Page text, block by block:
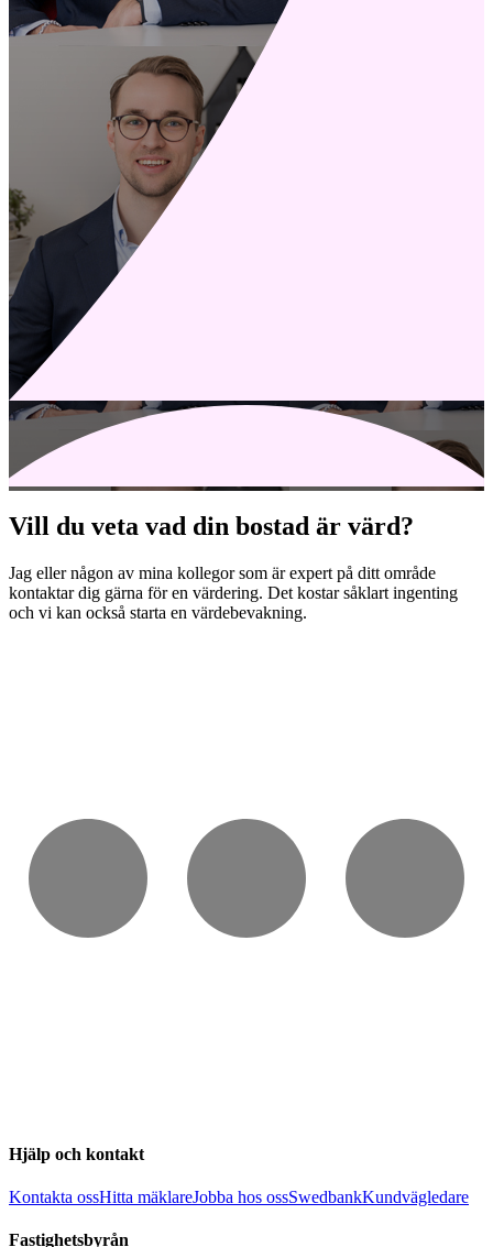
Vill du veta vad din bostad är värd?
Jag eller någon av mina kollegor som är expert på ditt område
kontaktar dig gärna för en värdering. Det kostar såklart ingenting
och vi kan också starta en värdebevakning.
Hjälp och kontakt
Kontakta ossHitta mäklareJobba hos ossSwedbankKundvägledare
Fastighetsbyrån